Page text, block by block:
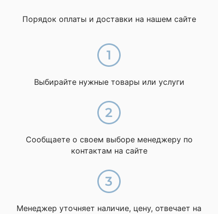
Порядок оплаты и доставки на нашем сайте
Выбирайте нужные товары или услуги
Сообщаете о своем выборе менеджеру по
контактам на сайте
Менеджер уточняет наличие, цену, отвечает на